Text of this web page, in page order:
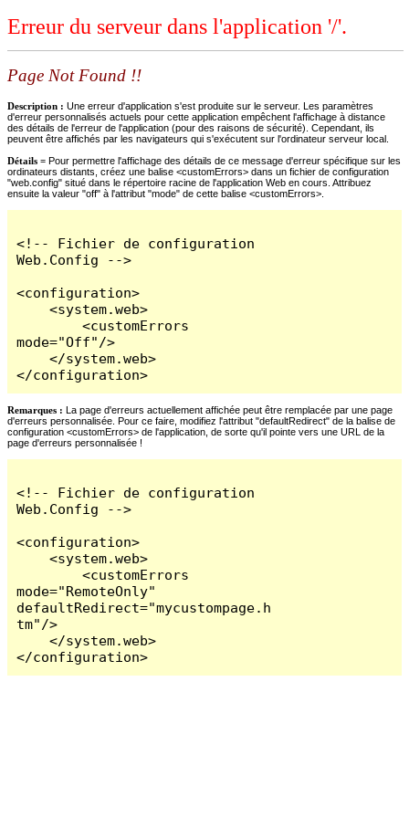
Erreur du serveur dans l'application '/'.
Page Not Found !!
Description : Une erreur d'application s'est produite sur le serveur. Les paramètres
d'erreur personnalisés actuels pour cette application empêchent l'affichage à distance
des détails de l'erreur de l'application (pour des raisons de sécurité). Cependant, ils
peuvent être affichés par les navigateurs qui s'exécutent sur l'ordinateur serveur local.
Détails = Pour permettre l'affichage des détails de ce message d'erreur spécifique sur les
ordinateurs distants, créez une balise <customErrors> dans un fichier de configuration
"web.config" situé dans le répertoire racine de l'application Web en cours. Attribuez
ensuite la valeur "off" à l'attribut "mode" de cette balise <customErrors>.
<!-- Fichier de configuration
Web.Config -->
<configuration>
    <system.web>
        <customErrors
mode="Off"/>
    </system.web>
</configuration>
Remarques : La page d'erreurs actuellement affichée peut être remplacée par une page
d'erreurs personnalisée. Pour ce faire, modifiez l'attribut "defaultRedirect" de la balise de
configuration <customErrors> de l'application, de sorte qu'il pointe vers une URL de la
page d'erreurs personnalisée !
<!-- Fichier de configuration
Web.Config -->
<configuration>
    <system.web>
        <customErrors
mode="RemoteOnly"
defaultRedirect="mycustompage.h
tm"/>
    </system.web>
</configuration>